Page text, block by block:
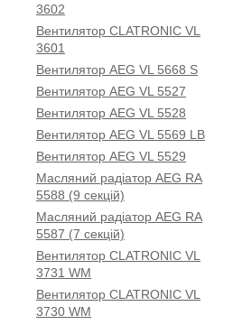
3602
Вентилятор CLATRONIC VL
3601
Вентилятор AEG VL 5668 S
Вентилятор AEG VL 5527
Вентилятор AEG VL 5528
Вентилятор AEG VL 5569 LB
Вентилятор AEG VL 5529
Масляний радіатор AEG RA
5588 (9 секцій)
Масляний радіатор AEG RA
5587 (7 секцій)
Вентилятор CLATRONIC VL
3731 WM
Вентилятор CLATRONIC VL
3730 WM